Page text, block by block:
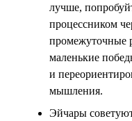
лучше,
процессником
промежуточные
маленькие
и
мышления.
Эйчары